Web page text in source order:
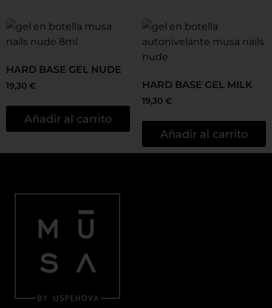
HARD BASE GEL NUDE
19,30 €
Añadir al carrito
HARD BASE GEL MILK
19,30 €
Añadir al carrito